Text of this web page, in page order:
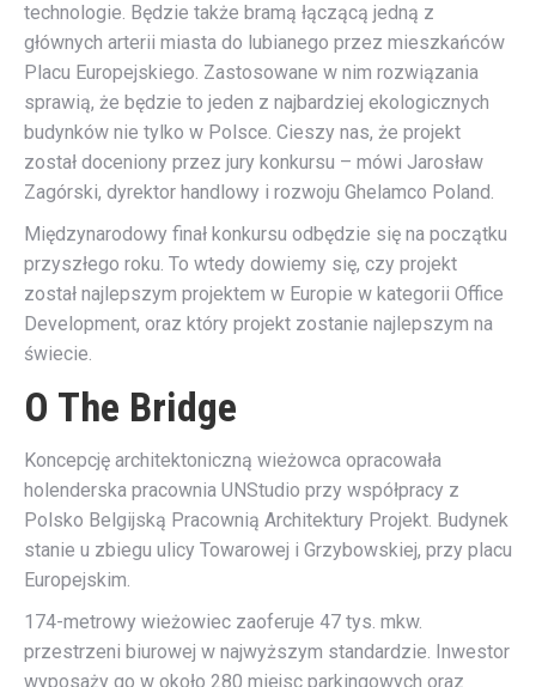
technologie. Będzie także bramą łączącą jedną z
głównych arterii miasta do lubianego przez mieszkańców
Placu Europejskiego. Zastosowane w nim rozwiązania
sprawią, że będzie to jeden z najbardziej ekologicznych
budynków nie tylko w Polsce. Cieszy nas, że projekt
został doceniony przez jury konkursu – mówi Jarosław
Zagórski, dyrektor handlowy i rozwoju Ghelamco Poland.
Międzynarodowy finał konkursu odbędzie się na początku
przyszłego roku. To wtedy dowiemy się, czy projekt
został najlepszym projektem w Europie w kategorii Office
Development, oraz który projekt zostanie najlepszym na
świecie.
O The Bridge
Koncepcję architektoniczną wieżowca opracowała
holenderska pracownia UNStudio przy współpracy z
Polsko Belgijską Pracownią Architektury Projekt. Budynek
stanie u zbiegu ulicy Towarowej i Grzybowskiej, przy placu
Europejskim.
174-metrowy wieżowiec zaoferuje 47 tys. mkw.
przestrzeni biurowej w najwyższym standardzie. Inwestor
wyposaży go w około 280 miejsc parkingowych oraz